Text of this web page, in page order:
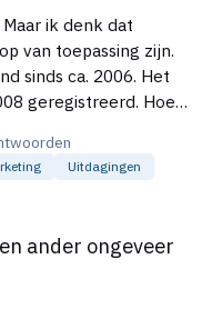
ik denk dat
van toepassing zijn.
ca. 2006. Het
Hoe
Uitdagingen
ander ongeveer